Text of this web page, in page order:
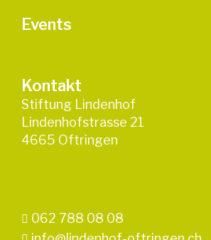
Events
Kontakt
Stiftung Lindenhof
Lindenhofstrasse 21
4665 Oftringen
062 788 08 08